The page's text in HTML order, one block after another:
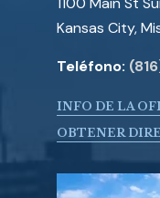
Kansas City,
Teléfono:
INFO DE LA
OBTENER